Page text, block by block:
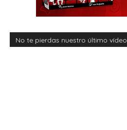
No te pierdas nuestro último vídeo